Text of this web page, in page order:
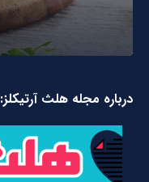
درباره مجله هلث آرتیکلز: